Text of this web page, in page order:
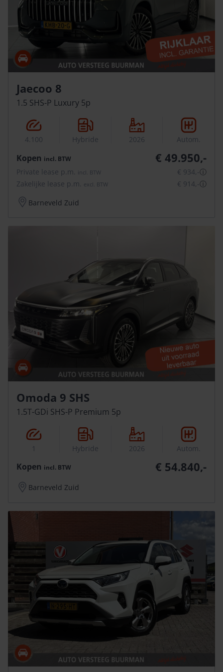
Jaecoo 8
1.5 SHS-P Luxury 5p
4.100 Hybride 2026 Autom.
Kopen incl. BTW € 49.950,-
Private lease p.m. incl. BTW € 934,-ⓘ
Zakelijke lease p.m. excl. BTW € 914,-ⓘ
Barneveld Zuid
Omoda 9 SHS
1.5T-GDi SHS-P Premium 5p
1 Hybride 2026 Autom.
Kopen incl. BTW € 54.840,-
Barneveld Zuid